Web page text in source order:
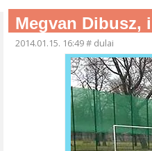
Megvan Dibusz,
2014.01.15. 16:49# dulai